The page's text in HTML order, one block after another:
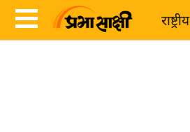
राष्ट्रीय